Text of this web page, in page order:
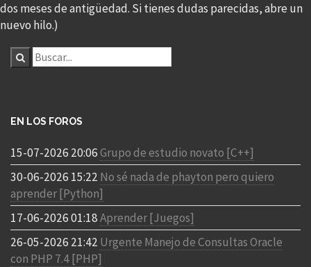
dos meses de antigüedad. Si tienes dudas parecidas, abre un
nuevo hilo.)
EN LOS FOROS
15-07-2026 20:06Grupo de estudio novato [C++]
30-06-2026 15:22 No sé nada de phayton pero quiero
aprender [Python]
17-06-2026 01:18Aprender [Juegos]
26-05-2026 21:42 Urgente Manejo de Consultas Oracle
con PHP 7.4 [PHP]